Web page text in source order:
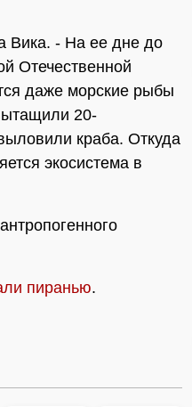
Вика. - На ее дне до
Отечественной
даже морские рыбы
20-
краба. Откуда
экосистема в
пиранью.